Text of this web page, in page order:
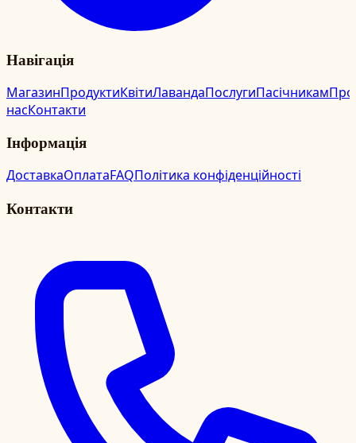
Навігація
МагазинПродуктиКвітиЛавандаПослугиПасічникамПро
насКонтакти
Інформація
ДоставкаОплатаFAQПолітика конфіденційності
Контакти